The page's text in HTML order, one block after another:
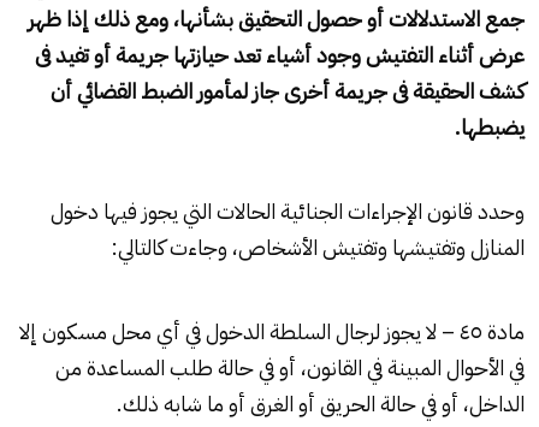
جمع الاستدلالات أو حصول التحقيق بشأنها، ومع ذلك إذا ظهر
عرض أثناء التفتيش وجود أشياء تعد حيازتها جريمة أو تفيد فى
كشف الحقيقة فى جريمة أخرى جاز لمأمور الضبط القضائي أن
يضبطها.
وحدد قانون الإجراءات الجنائية الحالات التي يجوز فيها دخول
المنازل وتفتيشها وتفتيش الأشخاص، وجاءت كالتالي:
مادة ٤٥ – لا يجوز لرجال السلطة الدخول في أي محل مسكون إلا
في الأحوال المبينة في القانون، أو في حالة طلب المساعدة من
الداخل، أو في حالة الحريق أو الغرق أو ما شابه ذلك.